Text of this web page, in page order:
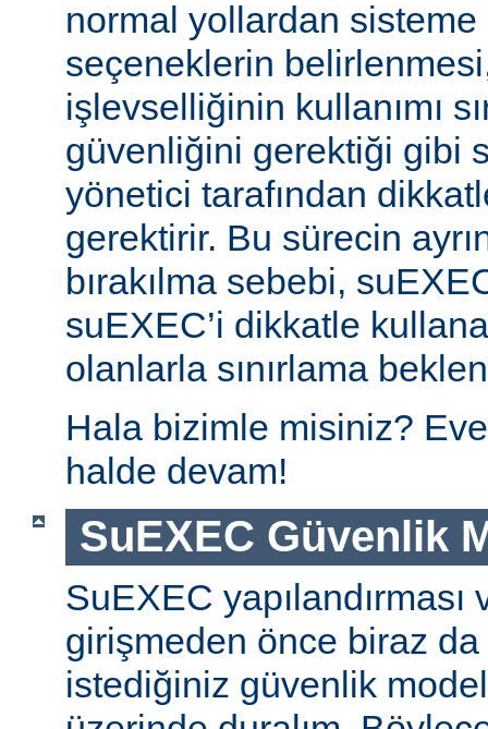
normal yollardan sisteme
seçeneklerin
işlevselliğinin kullanımı
güvenliğini gerektiği gibi
yönetici tarafından
gerektirir. Bu sürecin
bırakılma sebebi,
suEXEC’i dikkatle
olanlarla sınırlama
Hala bizimle misiniz?
halde devam!
SuEXEC Güvenlik
SuEXEC
girişmeden önce biraz
istediğiniz güvenlik